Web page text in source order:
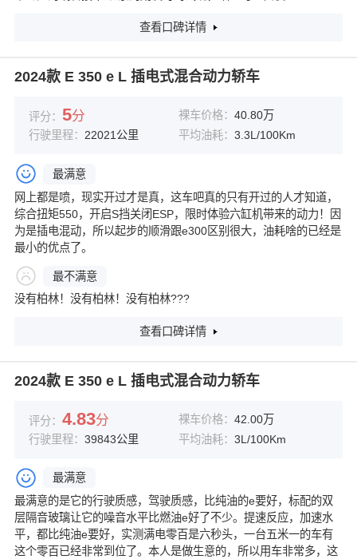
查看口碑详情
2024款 E 350 e L 插电式混合动力轿车
评分： 5分 裸车价格： 40.80万
行驶里程： 22021公里 平均油耗： 3.3L/100Km
最满意
网上都是喷，现实开过才是真，这车吧真的只有开过的人才知道，
综合扭矩550，开启S挡关闭ESP，限时体验六缸机带来的动力！因
为是插电混动，所以起步的顺滑跟e300区别很大，油耗啥的已经是
最小的优点了。
最不满意
没有柏林！没有柏林！没有柏林???
查看口碑详情
2024款 E 350 e L 插电式混合动力轿车
评分： 4.83分 裸车价格： 42.00万
行驶里程： 39843公里 平均油耗： 3L/100Km
最满意
最满意的是它的行驶质感，驾驶质感，比纯油的e要好，标配的双
层隔音玻璃让它的噪音水平比燃油e好了不少。提速反应，加速水
平，都比纯油e要好，实测满电零百是六秒头，一台五米一的车有
这个零百已经非常到位了。本人是做生意的，所以用车非常多，这